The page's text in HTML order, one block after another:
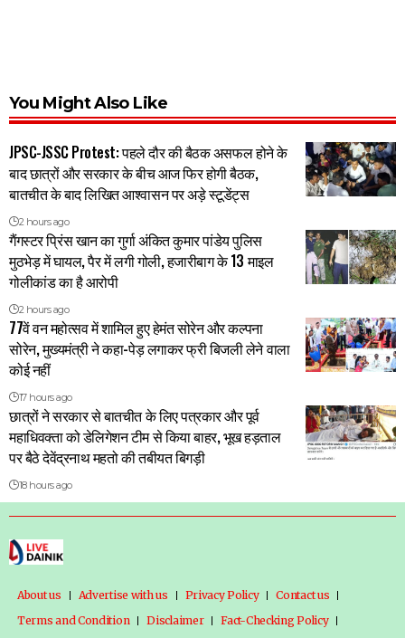
You Might Also Like
JPSC-JSSC Protest: पहले दौर की बैठक असफल होने के
बाद छात्रों और सरकार के बीच आज फिर होगी बैठक,
बातचीत के बाद लिखित आश्वासन पर अड़े स्टूडेंट्स
2 hours ago
गैंगस्टर प्रिंस खान का गुर्गा अंकित कुमार पांडेय पुलिस
मुठभेड़ में घायल, पैर में लगी गोली, हजारीबाग के 13 माइल
गोलीकांड का है आरोपी
2 hours ago
77वें वन महोत्सव में शामिल हुए हेमंत सोरेन और कल्पना
सोरेन, मुख्यमंत्री ने कहा-पेड़ लगाकर फ्री बिजली लेने वाला
कोई नहीं
17 hours ago
छात्रों ने सरकार से बातचीत के लिए पत्रकार और पूर्व
महाधिवक्ता को डेलिगेशन टीम से किया बाहर, भूख हड़ताल
पर बैठे देवेंद्रनाथ महतो की तबीयत बिगड़ी
18 hours ago
About us Advertise with us Privacy Policy
Contact us
Terms and Condition
Disclaimer Fact-Checking Policy